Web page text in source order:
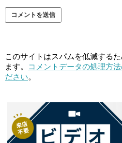
このサイトはスパムを低減する
ます。
コメントデータの処理方
ださい。